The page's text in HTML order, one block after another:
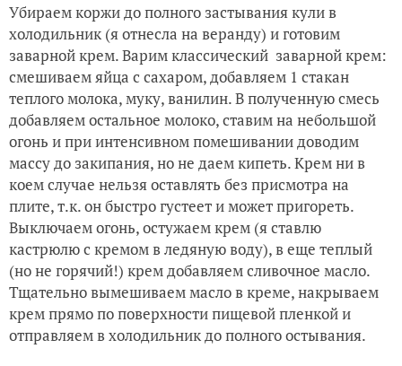
Убираем коржи до полного застывания кули в
холодильник (я отнесла на веранду) и готовим
заварной крем. Варим классический заварной крем:
смешиваем яйца с сахаром, добавляем 1 стакан
теплого молока, муку, ванилин. В полученную смесь
добавляем остальное молоко, ставим на небольшой
огонь и при интенсивном помешивании доводим
массу до закипания, но не даем кипеть. Крем ни в
коем случае нельзя оставлять без присмотра на
плите, т.к. он быстро густеет и может пригореть.
Выключаем огонь, остужаем крем (я ставлю
кастрюлю с кремом в ледяную воду), в еще теплый
(но не горячий!) крем добавляем сливочное масло.
Тщательно вымешиваем масло в креме, накрываем
крем прямо по поверхности пищевой пленкой и
отправляем в холодильник до полного остывания.